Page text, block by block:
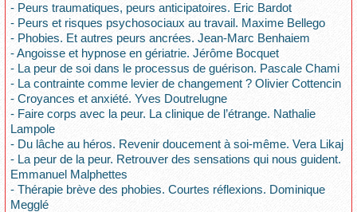
- Peurs traumatiques, peurs anticipatoires. Eric Bardot
- Peurs et risques psychosociaux au travail. Maxime Bellego
- Phobies. Et autres peurs ancrées. Jean-Marc Benhaiem
- Angoisse et hypnose en gériatrie. Jérôme Bocquet
- La peur de soi dans le processus de guérison. Pascale Chami
- La contrainte comme levier de changement ? Olivier Cottencin
- Croyances et anxiété. Yves Doutrelugne
- Faire corps avec la peur. La clinique de l’étrange. Nathalie
Lampole
- Du lâche au héros. Revenir doucement à soi-même. Vera Likaj
- La peur de la peur. Retrouver des sensations qui nous guident.
Emmanuel Malphettes
- Thérapie brève des phobies. Courtes réflexions. Dominique
Megglé